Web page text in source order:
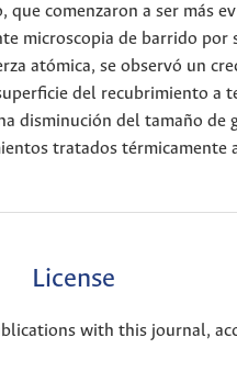
comenzaron a ser más
microscopia de barrido por
atómica, se observó un
del recubrimiento a
disminución del tamaño de
tratados térmicamente
License
with this journal,